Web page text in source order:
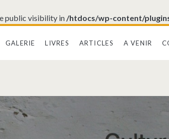
public visibility in /htdocs/wp-content/
GALERIE LIVRES ARTICLES A VENIR